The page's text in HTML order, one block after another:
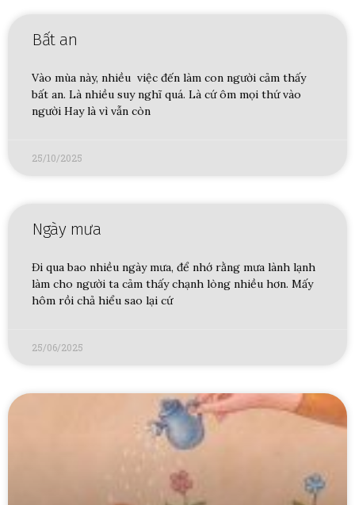
Bất an
Vào mùa này, nhiều việc đến làm con người cảm thấy
bất an. Là nhiều suy nghĩ quá. Là cứ ôm mọi thứ vào
người Hay là vì vẫn còn
25/10/2025
Ngày mưa
Đi qua bao nhiều ngày mưa, để nhớ rằng mưa lành lạnh
làm cho người ta cảm thấy chạnh lòng nhiều hơn. Mấy
hôm rồi chả hiểu sao lại cứ
25/06/2025